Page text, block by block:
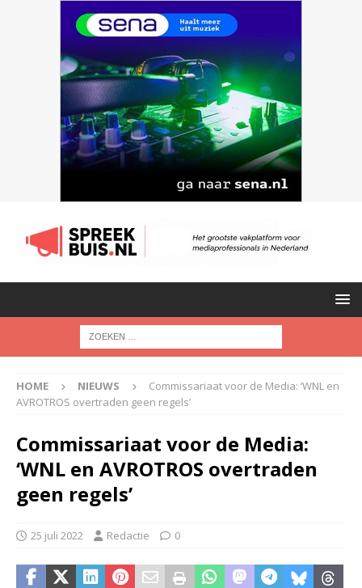
HOME NIEUWS
Commissariaat voor de Media: ‘WNL en
AVROTROS overtraden geen regels’
Commissariaat voor de Media:
‘WNL en AVROTROS overtraden
geen regels’
25 juli 2022 Redactie 0